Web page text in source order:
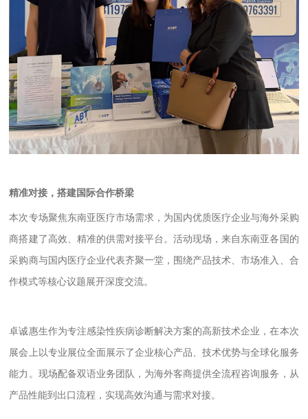
精准对接，搭建国际合作桥梁
本次专场聚焦东南亚医疗市场需求，为国内优质医疗企业与海外采购
商搭建了高效、精准的供需对接平台。活动现场，来自东南亚各国的
采购商与国内医疗企业代表齐聚一堂，围绕产品技术、市场准入、合
作模式等核心议题展开深度交流。
卓诚惠生作为专注感染性疾病诊断解决方案的高新技术企业，在本次
展会上以专业展位全面展示了企业核心产品、技术优势与全球化服务
能力。现场配备双语业务团队，为海外客商提供全流程咨询服务，从
产品性能到出口流程，实现高效沟通与需求对接。